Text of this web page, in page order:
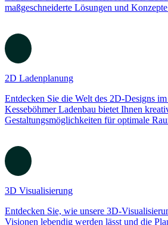
Konzeptberatung
Lassen Sie sich von Experten in der
maßgeschneiderte Lösungen und Konzepte.
2D Ladenplanung
Entdecken Sie die Welt des 2D-Designs im
Gestaltungsmöglichkeiten für optimale